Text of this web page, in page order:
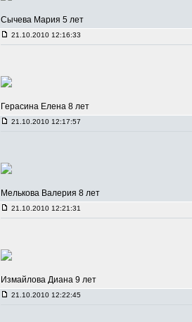
Сычева Мария 5 лет
21.10.2010 12:16:33
Герасина Елена 8 лет
21.10.2010 12:17:57
Мелькова Валерия 8 лет
21.10.2010 12:21:31
Измайлова Диана 9 лет
21.10.2010 12:22:45